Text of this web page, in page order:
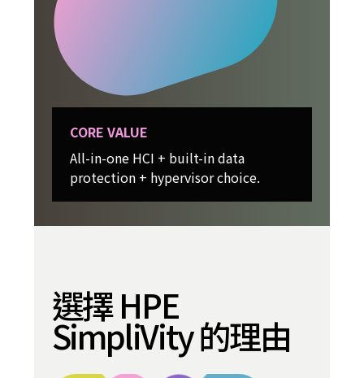
CORE VALUE
All-in-one HCI + built-in data
protection + hypervisor choice.
選擇 HPE
SimpliVity 的理由